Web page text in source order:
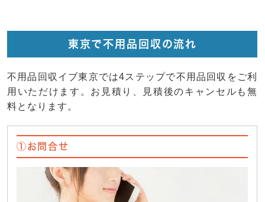
東京で不用品回収の流れ
不用品回収イブ東京では4ステップで不用品回収をご利
用いただけます。お見積り、見積後のキャンセルも無
料となります。
①お問合せ